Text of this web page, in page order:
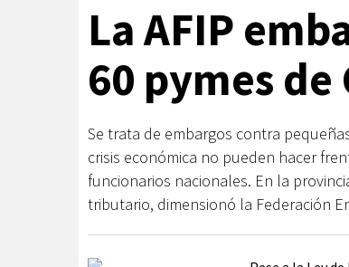
La AFIP
60 pymes
Se trata de embargos contra
crisis económica no pueden hacer
funcionarios nacionales. En la
tributario, dimensionó la Federación